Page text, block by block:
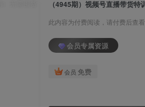
此内容为付费阅读，请付费后查看
会员专属资源
会员 免费